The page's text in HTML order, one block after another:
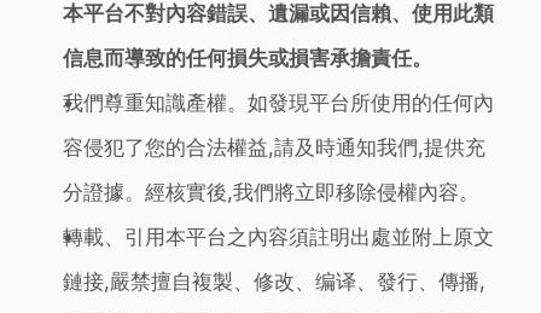
本平台不對內容錯誤、遺漏或因信賴、使用此類
信息而導致的任何損失或損害承擔責任。
我們尊重知識產權。如發現平台所使用的任何內
容侵犯了您的合法權益,請及時通知我們,提供充
分證據。經核實後,我們將立即移除侵權內容。
轉載、引用本平台之內容須註明出處並附上原文
鏈接,嚴禁擅自複製、修改、编译、發行、傳播,